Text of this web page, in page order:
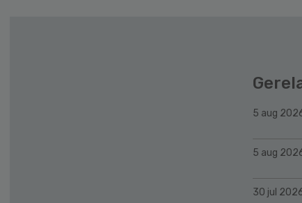
5 aug
5 aug
30 jul